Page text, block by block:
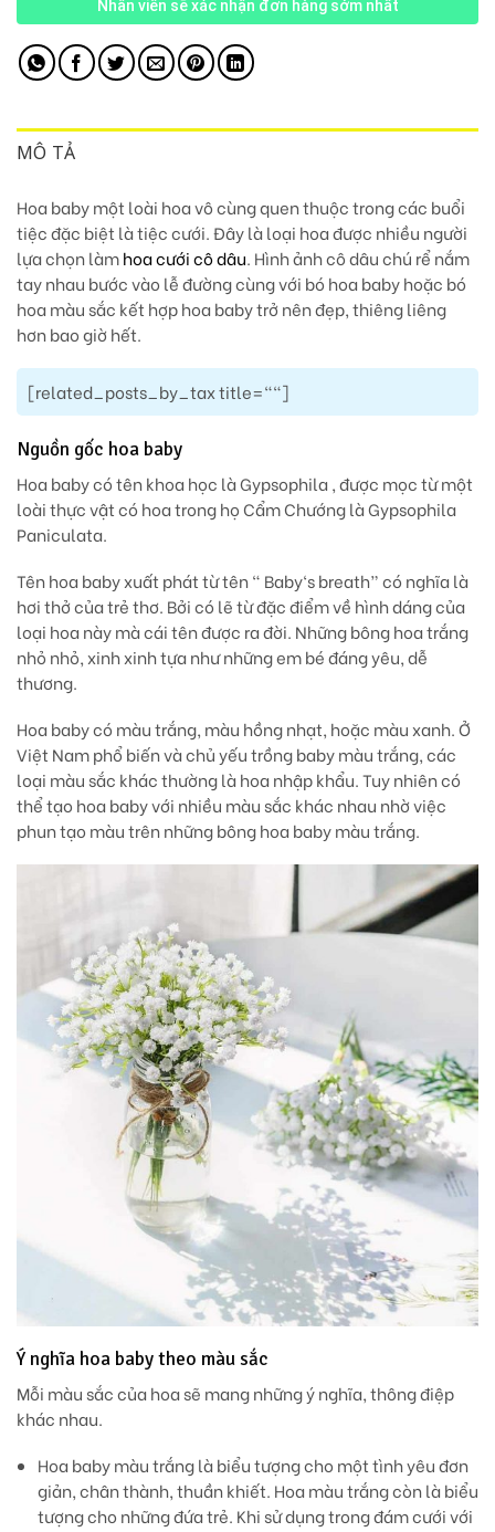
Nhân viên sẽ xác nhận đơn hàng sớm nhất
MÔ TẢ
Hoa baby một loài hoa vô cùng quen thuộc trong các buổi
tiệc đặc biệt là tiệc cưới. Đây là loại hoa được nhiều người
lựa chọn làmhoa cưới cô dâu. Hình ảnh cô dâu chú rể nắm
tay nhau bước vào lễ đường cùng với bó hoa baby hoặc bó
hoa màu sắc kết hợp hoa baby trở nên đẹp, thiêng liêng
hơn bao giờ hết.
[related_posts_by_tax title=""]
Nguồn gốc hoa baby
Hoa baby có tên khoa học là Gypsophila , được mọc từ một
loài thực vật có hoa trong họ Cẩm Chướng là Gypsophila
Paniculata.
Tên hoa baby xuất phát từ tên “ Baby‘s breath” có nghĩa là
hơi thở của trẻ thơ. Bởi có lẽ từ đặc điểm về hình dáng của
loại hoa này mà cái tên được ra đời. Những bông hoa trắng
nhỏ nhỏ, xinh xinh tựa như những em bé đáng yêu, dễ
thương.
Hoa baby có màu trắng, màu hồng nhạt, hoặc màu xanh. Ở
Việt Nam phổ biến và chủ yếu trồng baby màu trắng, các
loại màu sắc khác thường là hoa nhập khẩu. Tuy nhiên có
thể tạo hoa baby với nhiều màu sắc khác nhau nhờ việc
phun tạo màu trên những bông hoa baby màu trắng.
Ý nghĩa hoa baby theo màu sắc
Mỗi màu sắc của hoa sẽ mang những ý nghĩa, thông điệp
khác nhau.
Hoa baby màu trắnglà biểu tượng cho một tình yêu đơn
giản, chân thành, thuần khiết. Hoa màu trắng còn là biểu
tượng cho những đứa trẻ. Khi sử dụng trong đám cưới với